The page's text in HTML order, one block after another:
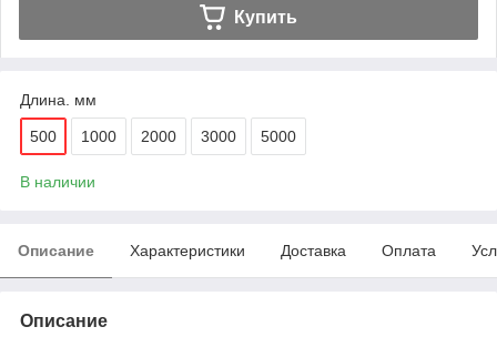
Купить
Длина. мм
500 1000 2000 3000 5000
В наличии
Описание Характеристики Доставка Оплата
Описание